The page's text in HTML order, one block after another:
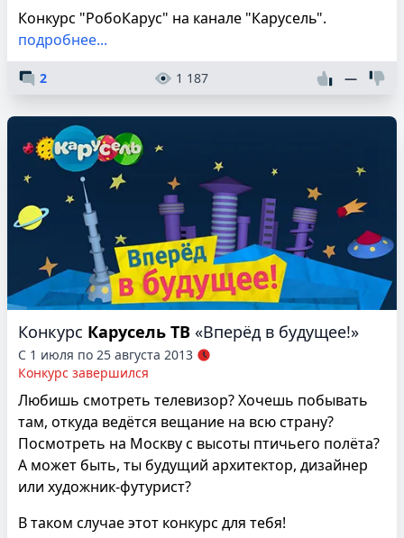
Конкурс "РобоКарус" на канале "Карусель".
подробнее...
2 1 187 —
Конкурс Карусель ТВ «Вперёд в будущее!»
С 1 июля по 25 августа 2013
Конкурс завершился
Любишь смотреть телевизор? Хочешь побывать
там, откуда ведётся вещание на всю страну?
Посмотреть на Москву с высоты птичьего полёта?
А может быть, ты будущий архитектор, дизайнер
или художник-футурист?
В таком случае этот конкурс для тебя!